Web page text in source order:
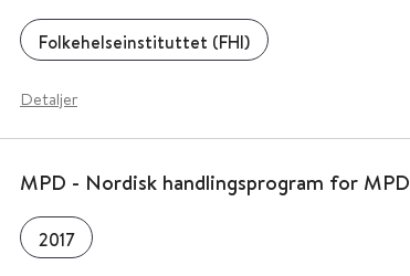
Folkehelseinstituttet (FHI)
Detaljer
MPD - Nordisk handlingsprogram for MPD
2017